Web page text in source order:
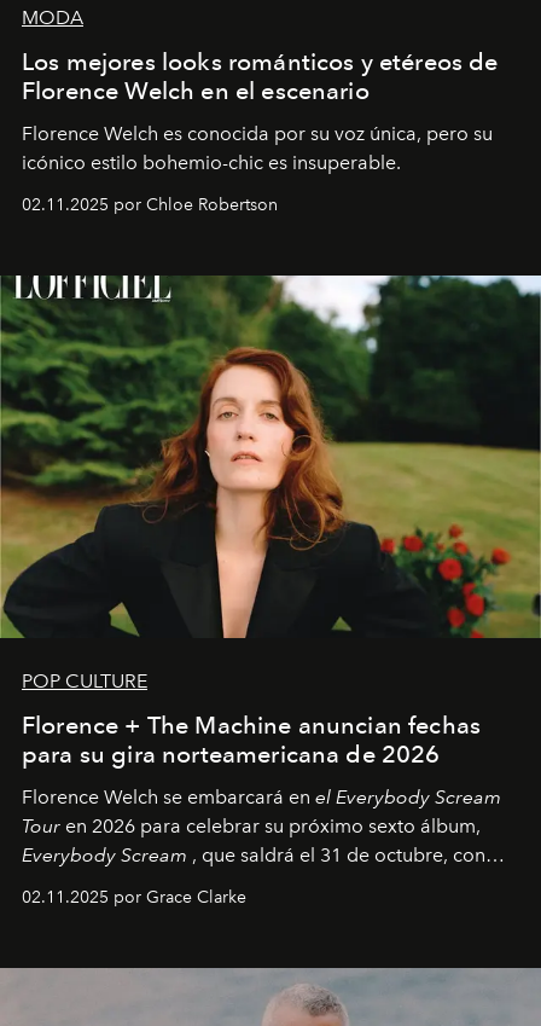
MODA
Los mejores looks románticos y etéreos de
Florence Welch en el escenario
Florence Welch es conocida por su voz única, pero su
icónico estilo bohemio-chic es insuperable.
02.11.2025 por Chloe Robertson
POP CULTURE
Florence + The Machine anuncian fechas
para su gira norteamericana de 2026
Florence Welch se embarcará en el Everybody Scream
Tour en 2026 para celebrar su próximo sexto álbum,
Everybody Scream , que saldrá el 31 de octubre, con
fechas en Norteamérica a partir de abril del próximo
02.11.2025 por Grace Clarke